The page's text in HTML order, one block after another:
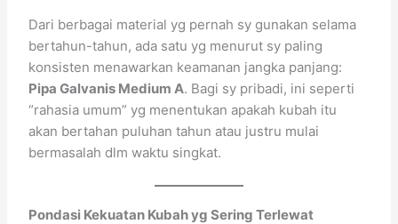
Dari berbagai material yg pernah sy gunakan selama
bertahun-tahun, ada satu yg menurut sy paling
konsisten menawarkan keamanan jangka panjang:
Pipa Galvanis Medium A. Bagi sy pribadi, ini seperti
“rahasia umum” yg menentukan apakah kubah itu
akan bertahan puluhan tahun atau justru mulai
bermasalah dlm waktu singkat.
Pondasi Kekuatan Kubah yg Sering Terlewat